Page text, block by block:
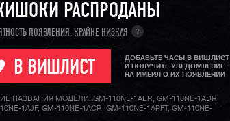
логотип NEW ERA, а задняя металлическая
в золотом цвете содержит гравировку в честь
основания бренда.
выпущена лимитированным тиражом, в Россию
всего несколько десятков экземпляров и, как и
коллаборации, отличается не только стильным
видом самих часов, но и уникальным дизайном
банку (смотрите доп фото ниже). Конечно же,
забывать про стандартную для джишоков
РАСПРОДАНЫ
ПОЯВЛЕНИЯ: КРАЙНЕ НИЗКАЯ ?
В ВИШЛИСТ
ДОБАВЬТЕ ЧАСЫ В ВИШЛИСТ
И ПОЛУЧИТЕ УВЕДОМЛЕНИЕ
НА ИМЕИЛ О ИХ ПОЯВЛЕНИИ
НАЗВАНИЯ МОДЕЛИ: GM-110NE-1AER, GM-110NE-1ADR,
1AJF, GM-110NE-1ACR, GM-110NE-1APFT, GM-110NE-